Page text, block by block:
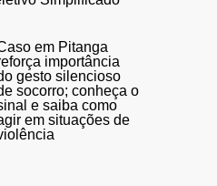
em Pitanga
importância
gesto silencioso
socorro; conheça o
e saiba como
em situações de